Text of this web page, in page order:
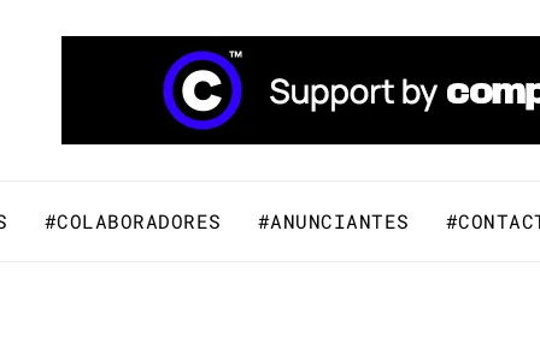
#COLABORADORES #ANUNCIANTES